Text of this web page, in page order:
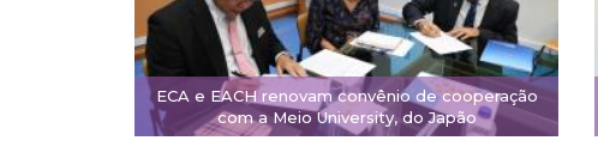
ECA e EACH renovam convênio de cooperação
com a Meio University, do Japão